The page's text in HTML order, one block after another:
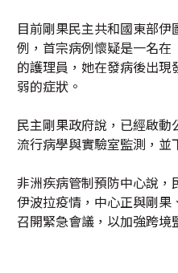
目前剛果民主共和國東部
例，首宗病例懷疑是一名
的護理員，她在發病後出
弱的症狀。
民主剛果政府說，已經啟
流行病學與實驗室監測，並
非洲疾病管制預防中心說
伊波拉疫情，中心正與剛
召開緊急會議，以加強跨境